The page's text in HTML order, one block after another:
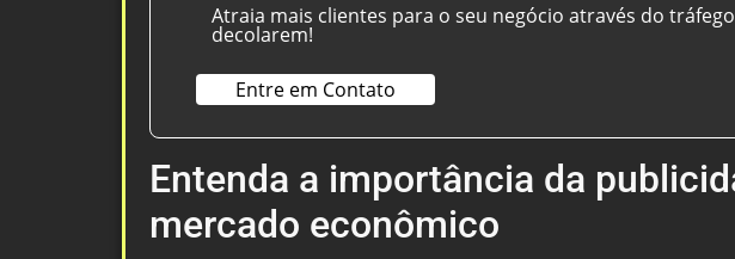
Atraia mais clientes para o seu negócio através do
decolarem!
Entre em Contato
Entenda a importância da
mercado econômico